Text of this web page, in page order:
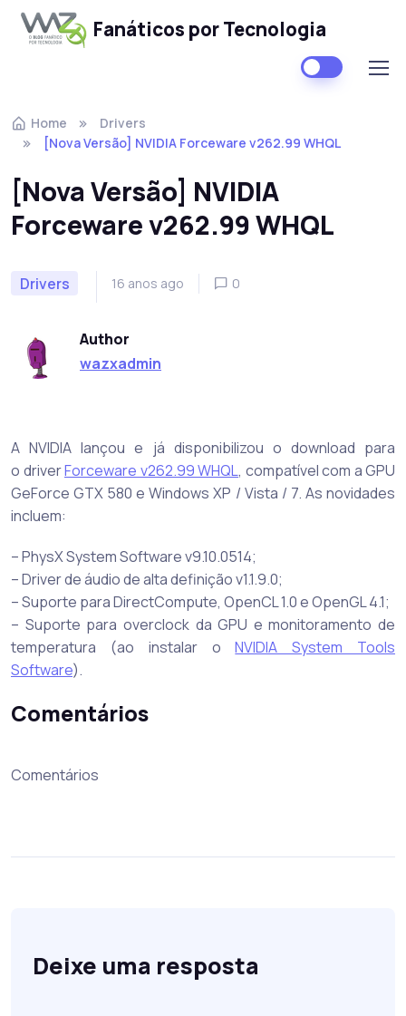
Fanáticos por Tecnologia
Home
Drivers
[Nova Versão] NVIDIA Forceware v262.99 WHQL
[Nova Versão] NVIDIA
Forceware v262.99 WHQL
Drivers 16 anos ago 0
Author
wazxadmin
A NVIDIA lançou e já disponibilizou o download para
o driverForceware v262.99 WHQL, compatível com a GPU
GeForce GTX 580 e Windows XP / Vista / 7. As novidades
incluem:
– PhysX System Software v9.10.0514;
– Driver de áudio de alta definição v1.1.9.0;
– Suporte para DirectCompute, OpenCL 1.0 e OpenGL 4.1;
– Suporte para overclock da GPU e monitoramento de
temperatura (ao instalar oNVIDIA System Tools
Software).
Comentários
Comentários
Deixe uma resposta